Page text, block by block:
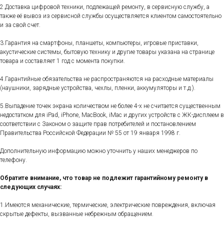
2.Доставка цифровой техники, подлежащей ремонту, в сервисную службу, а
также её вывоз из сервисной службы осуществляется клиентом самостоятельно
и за свой счет.
3.Гарантия на смартфоны, планшеты, компьютеры, игровые приставки,
акустические системы, бытовую технику и другие товары указана на странице
товара и составляет 1 год с момента покупки.
4.Гарантийные обязательства не распространяются на расходные материалы
(наушники, зарядные устройства, чехлы, пленки, аккумуляторы и т.д.).
5.Выпадение точек экрана количеством не более 4-х не считается существенным
недостатком для iPad, iPhone, MacBook, iMac и других устройств с ЖК-дисплеем в
соответствии с Законом о защите прав потребителей и постановлением
Правительства Российской Федерации № 55 от 19 января 1998 г.
Дополнительную информацию можно уточнить у наших менеджеров по
телефону.
Обратите внимание, что товар не подлежит гарантийному ремонту в
следующих случаях:
1.Имеются механические, термические, электрические повреждения, включая
скрытые дефекты, вызванные небрежным обращением.